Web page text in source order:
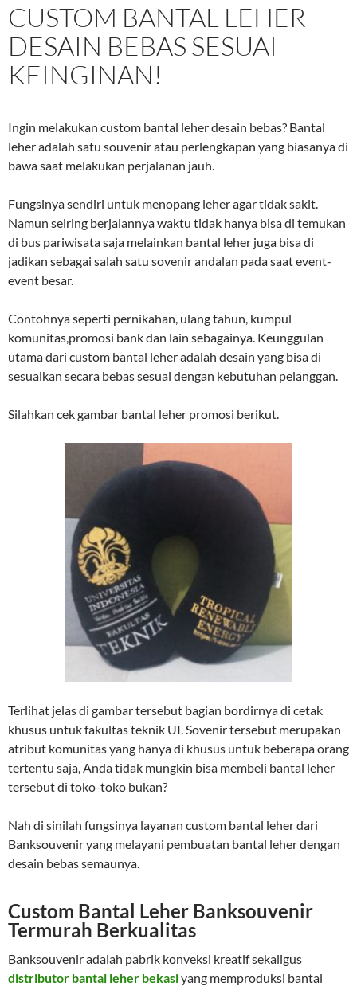
CUSTOM BANTAL LEHER
DESAIN BEBAS SESUAI
KEINGINAN!
Ingin melakukan custom bantal leher desain bebas? Bantal
leher adalah satu souvenir atau perlengkapan yang biasanya di
bawa saat melakukan perjalanan jauh.
Fungsinya sendiri untuk menopang leher agar tidak sakit.
Namun seiring berjalannya waktu tidak hanya bisa di temukan
di bus pariwisata saja melainkan bantal leher juga bisa di
jadikan sebagai salah satu sovenir andalan pada saat event-
event besar.
Contohnya seperti pernikahan, ulang tahun, kumpul
komunitas,promosi bank dan lain sebagainya. Keunggulan
utama dari custom bantal leher adalah desain yang bisa di
sesuaikan secara bebas sesuai dengan kebutuhan pelanggan.
Silahkan cek gambar bantal leher promosi berikut.
Terlihat jelas di gambar tersebut bagian bordirnya di cetak
khusus untuk fakultas teknik UI. Sovenir tersebut merupakan
atribut komunitas yang hanya di khusus untuk beberapa orang
tertentu saja, Anda tidak mungkin bisa membeli bantal leher
tersebut di toko-toko bukan?
Nah di sinilah fungsinya layanan custom bantal leher dari
Banksouvenir yang melayani pembuatan bantal leher dengan
desain bebas semaunya.
Custom Bantal Leher Banksouvenir
Termurah Berkualitas
Banksouvenir adalah pabrik konveksi kreatif sekaligus
distributor bantal leher bekasiyang memproduksi bantal